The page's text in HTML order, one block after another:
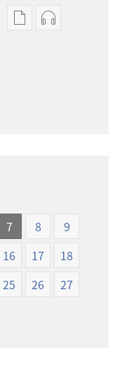
电
新
界
译
录
译
7 8
9
16 17
18
25 26
27